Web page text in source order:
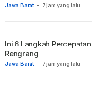
Jawa Barat - 7 jam yang lalu
Jawa Barat - 7 jam yang lalu
Ini 6 Langkah
Rengrang